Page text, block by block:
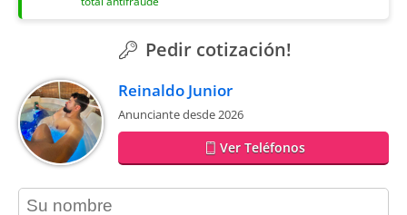
Pedir cotización!
Reinaldo Junior
Anunciante desde 2026
Ver Teléfonos
contact_name